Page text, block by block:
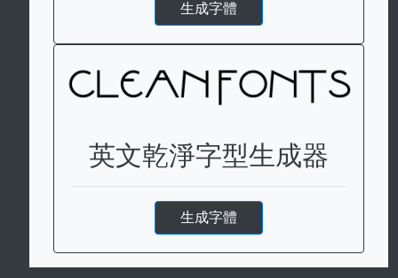
生成字體
英文乾淨字型生成器
生成字體